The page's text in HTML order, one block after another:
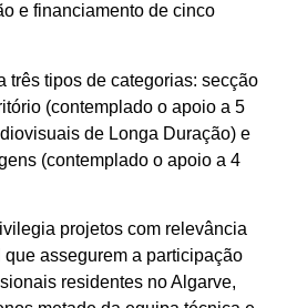
e financiamento de cinco
três tipos de categorias: secção
(contemplado o apoio a 5
de Longa Duração) e
(contemplado o apoio a 4
projetos com relevância
assegurem a participação
residentes no Algarve,